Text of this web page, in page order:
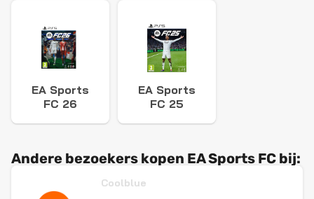
EA Sports
FC 26
EA Sports
FC 25
Andere bezoekers kopen EA Sports FC bij:
Coolblue